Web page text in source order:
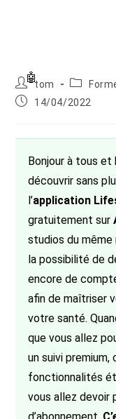
Auteur/autrice
de
la
tom
Post
Publication
14/04/2022
Bonjour à tous et
découvrir sans
l’application
gratuitement sur
studios du même
la possibilité de
encore de
afin de maîtriser
votre santé.
que vous allez
un suivi
fonctionnalités
vous allez devoir